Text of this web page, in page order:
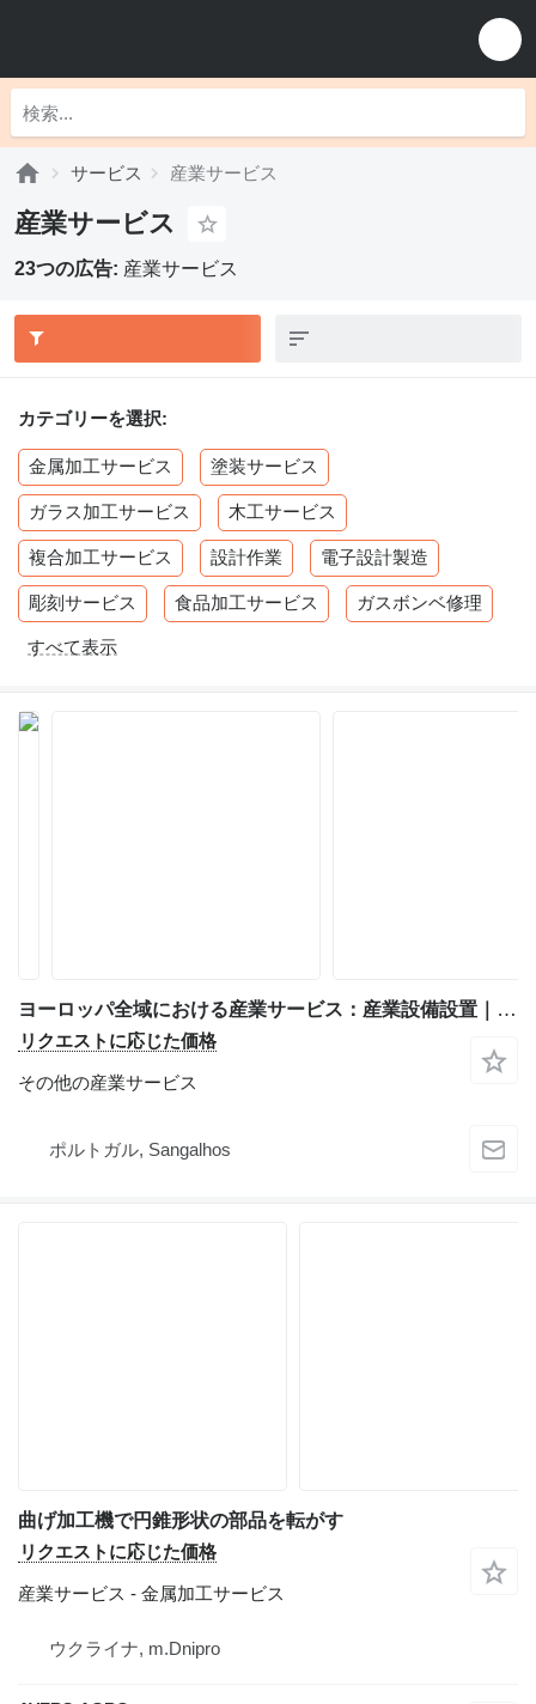
サービス 産業サービス
産業サービス
23つの広告: 産業サービス
カテゴリーを選択:
金属加工サービス 塗装サービス
ガラス加工サービス 木工サービス
複合加工サービス 設計作業 電子設計製造
彫刻サービス 食品加工サービス ガスボンベ修理
すべて表示
ヨーロッパ全域における産業サービス：産業設備設置｜機械移設｜機械・電気組立｜産業メンテナンス｜プロジェクトサポート
リクエストに応じた価格
その他の産業サービス
ポルトガル, Sangalhos
曲げ加工機で円錐形状の部品を転がす
リクエストに応じた価格
産業サービス - 金属加工サービス
ウクライナ, m.Dnipro